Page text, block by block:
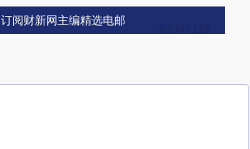
订阅财新网主编精选电邮